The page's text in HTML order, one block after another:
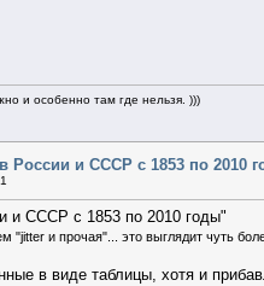
и особенно там где нельзя. )))
России и СССР с 1853 по 2010
и СССР с 1853 по 2010 годы"
"jitter и прочая"... это выглядит чуть
в виде таблицы, хотя и